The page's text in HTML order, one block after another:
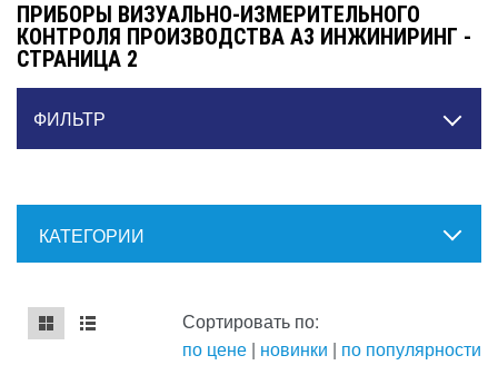
ПРИБОРЫ ВИЗУАЛЬНО-ИЗМЕРИТЕЛЬНОГО
КОНТРОЛЯ ПРОИЗВОДСТВА А3 ИНЖИНИРИНГ -
СТРАНИЦА 2
ФИЛЬТР
КАТЕГОРИИ
mse2_chunk_default
mse2_chunk_alternate
Сортировать по:
по цене | новинки | по популярности